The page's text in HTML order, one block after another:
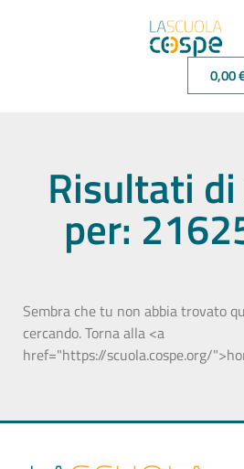
0,00
Risultati
per:
Sembra che tu non abbia trovato
cercando. Torna alla <a
href="https://scuola.cospe.org/